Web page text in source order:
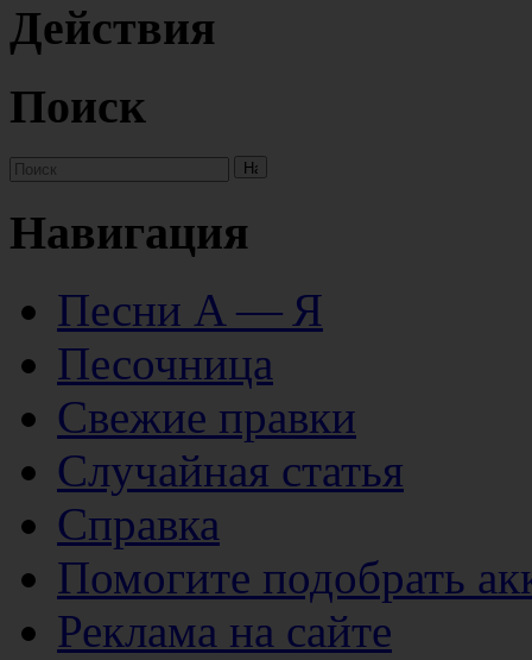
Действия
Поиск
Навигация
Песни А — Я
Песочница
Свежие правки
Случайная статья
Справка
Помогите подобрать
Реклама на сайте